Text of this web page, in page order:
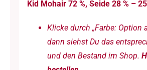
/
g
à
ca.
Kid Mohair 72 %, Seide 28 % –
Klicke durch „Farbe: Option
dann siehst Du das
und den Bestand im Shop.